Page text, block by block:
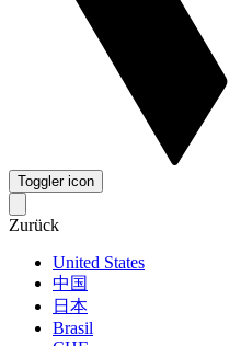
Toggler icon
Zurück
United States
中国
日本
Brasil